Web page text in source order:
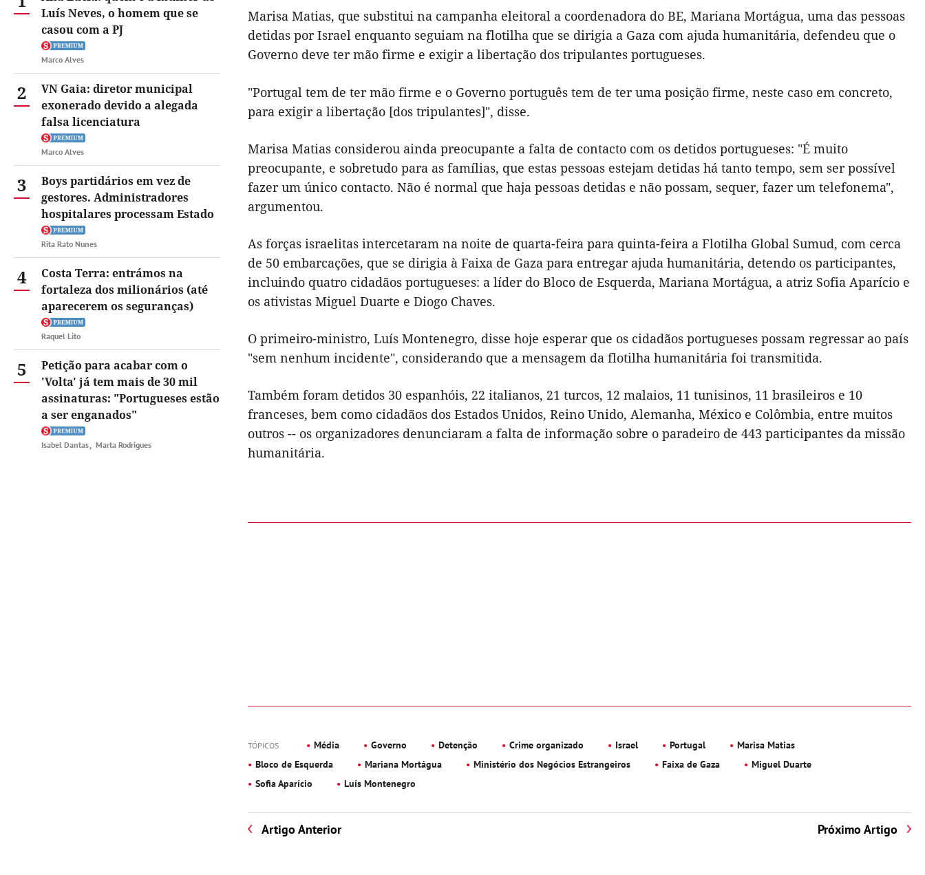
Luís Neves, o homem que se
casou com a PJ
Marco Alves
2
VN Gaia: diretor municipal
exonerado devido a alegada
falsa licenciatura
Marco Alves
3
Boys partidários em vez de
gestores. Administradores
hospitalares processam Estado
Rita Rato Nunes
4
Costa Terra: entrámos na
fortaleza dos milionários (até
aparecerem os seguranças)
Raquel Lito
5
Petição para acabar com o
'Volta' já tem mais de 30 mil
assinaturas: "Portugueses estão
a ser enganados"
Isabel Dantas Marta Rodrigues
Marisa Matias, que substitui na campanha eleitoral a coordenadora do BE, Mariana Mortágua, uma das pessoas
detidas por Israel enquanto seguiam na flotilha que se dirigia a Gaza com ajuda humanitária, defendeu que o
Governo deve ter mão firme e exigir a libertação dos tripulantes portugueses.
"Portugal tem de ter mão firme e o Governo português tem de ter uma posição firme, neste caso em concreto,
para exigir a libertação [dos tripulantes]", disse.
Marisa Matias considerou ainda preocupante a falta de contacto com os detidos portugueses: "É muito
preocupante, e sobretudo para as famílias, que estas pessoas estejam detidas há tanto tempo, sem ser possível
fazer um único contacto. Não é normal que haja pessoas detidas e não possam, sequer, fazer um telefonema",
argumentou.
As forças israelitas intercetaram na noite de quarta-feira para quinta-feira a Flotilha Global Sumud, com cerca
de 50 embarcações, que se dirigia à Faixa de Gaza para entregar ajuda humanitária, detendo os participantes,
incluindo quatro cidadãos portugueses: a líder do Bloco de Esquerda, Mariana Mortágua, a atriz Sofia Aparício e
os ativistas Miguel Duarte e Diogo Chaves.
O primeiro-ministro, Luís Montenegro, disse hoje esperar que os cidadãos portugueses possam regressar ao país
"sem nenhum incidente", considerando que a mensagem da flotilha humanitária foi transmitida.
Também foram detidos 30 espanhóis, 22 italianos, 21 turcos, 12 malaios, 11 tunisinos, 11 brasileiros e 10
franceses, bem como cidadãos dos Estados Unidos, Reino Unido, Alemanha, México e Colômbia, entre muitos
outros -- os organizadores denunciaram a falta de informação sobre o paradeiro de 443 participantes da missão
humanitária.
TÓPICOS Média Governo Detenção Crime organizado Israel Portugal
Marisa Matias
Bloco de Esquerda
Mariana Mortágua Ministério dos Negócios Estrangeiros Faixa de Gaza
Miguel Duarte
Sofia Aparício
Luís Montenegro
Artigo Anterior Próximo Artigo